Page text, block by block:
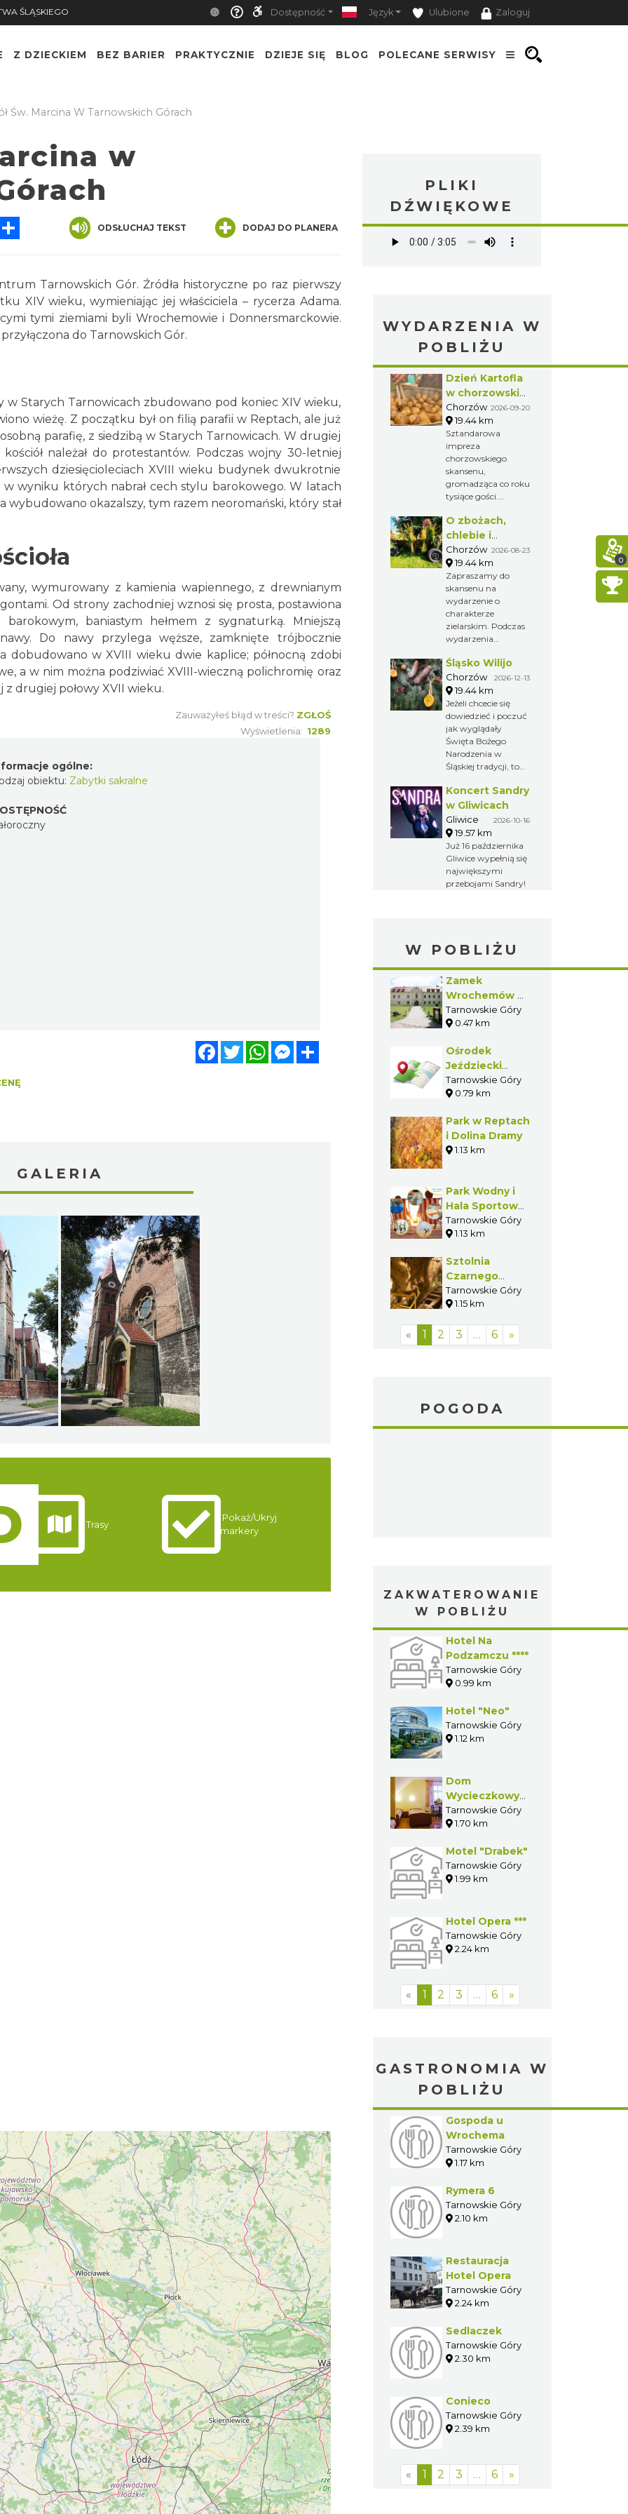
ŚLĄSKIEGO Dostępność Język Ulubione Zaloguj
Z DZIECKIEM BEZ BARIER PRAKTYCZNIE DZIEJE SIĘ BLOG POLECANE SERWISY
Św. Marcina W Tarnowskich Górach
w
ODSŁUCHAJ TEKST DODAJ DO PLANERA
Tarnowskich Gór. Źródła historyczne po raz pierwszy
XIV wieku, wymieniając jej właściciela – rycerza Adama.
tymi ziemiami byli Wrochemowie i Donnersmarckowie.
do Tarnowskich Gór.
w Starych Tarnowicach zbudowano pod koniec XIV wieku,
wieżę. Z początku był on filią parafii w Reptach, ale już
parafię, z siedzibą w Starych Tarnowicach. W drugiej
należał do protestantów. Podczas wojny 30-letniej
dziesięcioleciach XVIII wieku budynek dwukrotnie
wyniku których nabrał cech stylu barokowego. W latach
wybudowano okazalszy, tym razem neoromański, który stał
wymurowany z kamienia wapiennego, z drewnianym
Od strony zachodniej wznosi się prosta, postawiona
baniastym hełmem z sygnaturką. Mniejszą
Do nawy przylega węższe, zamknięte trójbocznie
dobudowano w XVIII wieku dwie kaplice; północną zdobi
a w nim można podziwiać XVIII-wieczną polichromię oraz
drugiej połowy XVII wieku.
Zauważyłeś błąd w treści? ZGŁOŚ
Wyświetlenia: 1289
ogólne:
obiektu: Zabytki sakralne
FacebookTwitterWhatsAppMessenger
GALERIA
Trasy
Pokaż/Ukryj
markery
PLIKI
DŹWIĘKOWE
WYDARZENIA W
POBLIŻU
Dzień Kartofla
w chorzowskim
skansenie
Chorzów 2026-09-20
19.44 km
Sztandarowa
impreza
chorzowskiego
skansenu,
gromadząca co roku
tysiące gości.
dawnych obrzędów
i zwyczajów na
Górnym Śląsku.
O zbożach,
chlebie i
ziołach
Chorzów 2026-08-23
19.44 km
Zapraszamy do
skansenu na
wydarzenie o
charakterze
zielarskim. Podczas
wydarzenia
pokazy prac
żniwnych i działania
młynów.
Śląsko Wilijo
Chorzów 2026-12-13
19.44 km
Jeżeli chcecie się
dowiedzieć i poczuć
jak wyglądały
Święta Bożego
Narodzenia w
Śląskiej tradycji, to
chorzowskiego
skansenu na Śląsko
Wilijo.
Koncert Sandry
w Gliwicach
Gliwice 2026-10-16
19.57 km
Już 16 października
Gliwice wypełnią się
największymi
przebojami Sandry!
W POBLIŻU
Zamek
Wrochemów w
Tarnowicach
Starych
Tarnowskie Góry
0.47 km
Ośrodek
Jeździecki
"Gonitwa"
Tarnowskie Góry
0.79 km
Park w Reptach
i Dolina Dramy
1.13 km
Park Wodny i
Hala Sportowa
w Tarnowskich
Górach
Tarnowskie Góry
1.13 km
Sztolnia
Czarnego
Pstrąga
Tarnowskie Góry
1.15 km
« 1 2 3 … 6 »
POGODA
ZAKWATEROWANIE
W POBLIŻU
Hotel Na
Podzamczu ****
Tarnowskie Góry
0.99 km
Hotel "Neo"
Tarnowskie Góry
1.12 km
Dom
Wycieczkowy
GWAREK
Tarnowskie Góry
1.70 km
Motel "Drabek"
Tarnowskie Góry
1.99 km
Hotel Opera ***
Tarnowskie Góry
2.24 km
« 1 2 3 … 6 »
GASTRONOMIA W
POBLIŻU
Gospoda u
Wrochema
Tarnowskie Góry
1.17 km
Rymera 6
Tarnowskie Góry
2.10 km
Restauracja
Hotel Opera
Tarnowskie Góry
2.24 km
Sedlaczek
Tarnowskie Góry
2.30 km
Conieco
Tarnowskie Góry
2.39 km
« 1 2 3 … 6 »
0